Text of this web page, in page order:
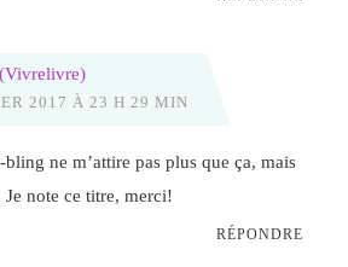
2017 À 23 H 29 MIN
ne m’attire pas plus que ça, mais
note ce titre, merci!
RÉPONDRE